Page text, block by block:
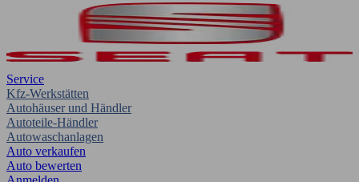
Service
Kfz-Werkstätten
Autohäuser und Händler
Autoteile-Händler
Autowaschanlagen
Auto verkaufen
Auto bewerten